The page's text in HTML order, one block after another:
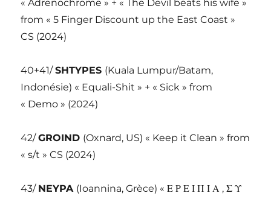
« Adrenochrome » + « The Devil beats his wife »
from « 5 Finger Discount up the East Coast »
CS (2024)
40+41/SHTYPES (Kuala Lumpur/Batam,
Indonésie) « Equali-Shit » + « Sick » from
« Demo » (2024)
42/GROIND (Oxnard, US) « Keep it Clean » from
« s/t » CS (2024)
43/ NEYPA (Ioannina, Grèce) « Ε Ρ Ε Ι Π Ι Α , Σ Υ